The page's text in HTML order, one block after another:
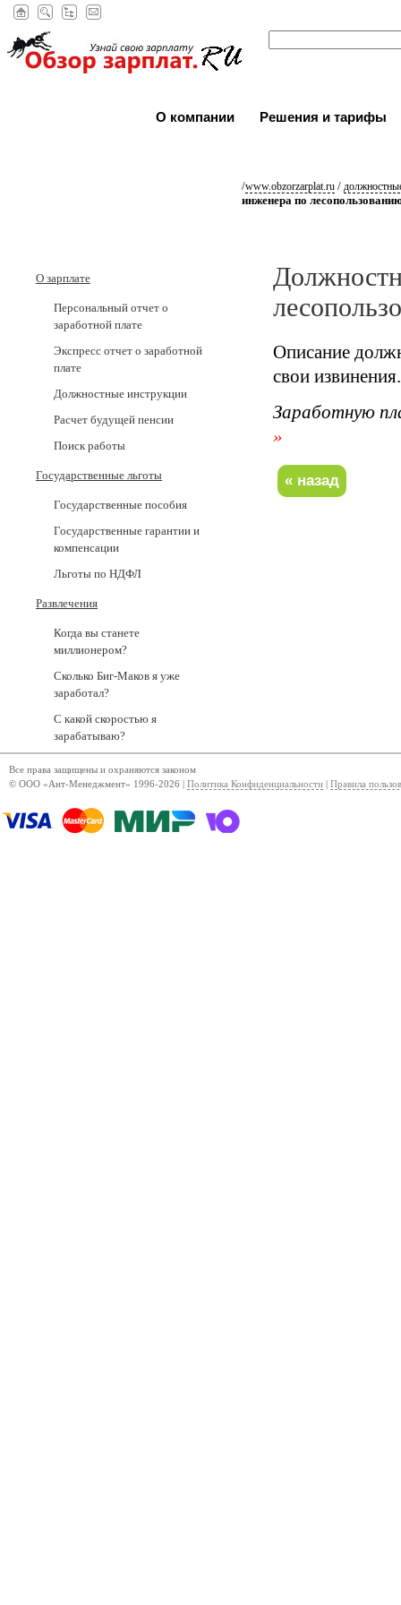
О компании Решения и тарифы
/www.obzorzarplat.ru /
инженера по
О зарплате
Персональный отчет о
заработной плате
Экспресс отчет о заработной
плате
Должностные инструкции
Расчет будущей пенсии
Поиск работы
Государственные льготы
Государственные пособия
Государственные гарантии и
компенсации
Льготы по НДФЛ
Развлечения
Когда вы станете
миллионером?
Сколько Биг-Маков я уже
заработал?
С какой скоростью я
зарабатываю?
Описание
свои извинения.
Заработную
»
Все права защищены и охраняются законом
© ООО «Ант-Менеджмент» 1996-2026 | Политика Конфиденциальности Правила